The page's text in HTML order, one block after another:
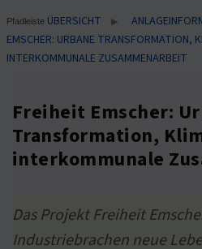
Pfadleiste ÜBERSICHT ▶
EMSCHER: URBANE TRANSFORMATION,
INTERKOMMUNALE ZUSAMMENARBEIT
Freiheit Emscher:
Transformation,
interkommunale
Das Projekt Freiheit
Industriebrachen neue